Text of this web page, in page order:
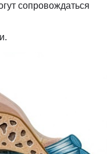
сопровождаться